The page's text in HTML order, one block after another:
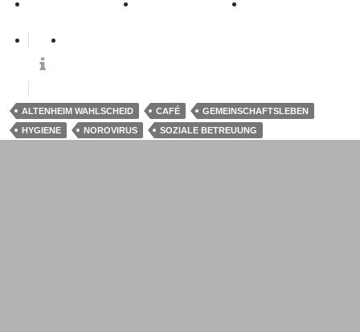
ALTENHEIM WAHLSCHEID CAFÉ
GEMEINSCHAFTSLEBEN
HYGIENE
NOROVIRUS SOZIALE BETREUUNG